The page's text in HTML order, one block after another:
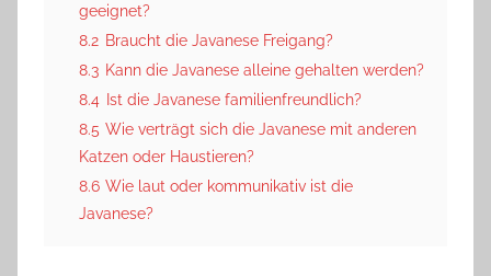
geeignet?
8.2 Braucht die Javanese Freigang?
8.3 Kann die Javanese alleine gehalten werden?
8.4 Ist die Javanese familienfreundlich?
8.5 Wie verträgt sich die Javanese mit anderen
Katzen oder Haustieren?
8.6 Wie laut oder kommunikativ ist die
Javanese?